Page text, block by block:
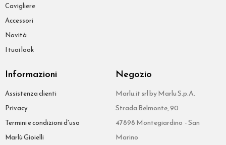
Cavigliere
Accessori
Novità
I tuoi look
Informazioni
Assistenza clienti
Privacy
Termini e condizioni d'uso
Marlù Gioielli
Negozio
Marlu.it srl by Marlu S.p.A.
Strada Belmonte, 90
47898 Montegiardino - San
Marino